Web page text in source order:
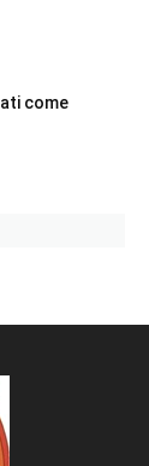
come